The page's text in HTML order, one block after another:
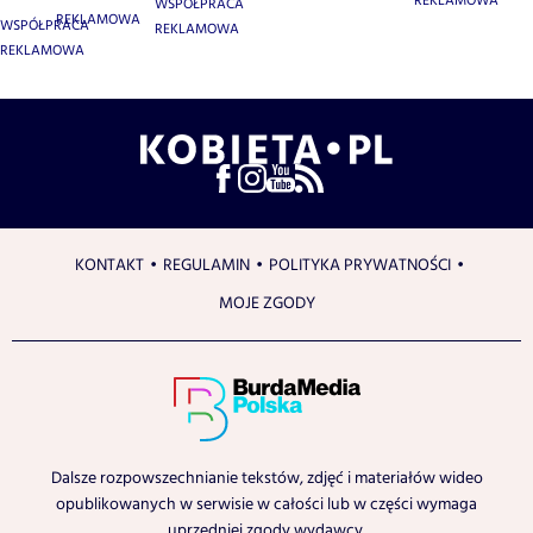
WSPÓŁPRACA
REKLAMOWA
REKLAMOWA
REKLAMOWA
KONTAKT REGULAMIN
POLITYKA PRYWATNOŚCI
MOJE ZGODY
Dalsze rozpowszechnianie tekstów, zdjęć i materiałów wideo
opublikowanych w serwisie w całości lub w części wymaga